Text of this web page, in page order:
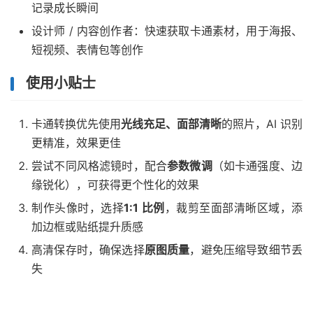
记录成长瞬间
设计师 / 内容创作者：快速获取卡通素材，用于海报、
短视频、表情包等创作
使用小贴士
卡通转换优先使用光线充足、面部清晰的照片，AI 识别
更精准，效果更佳
尝试不同风格滤镜时，配合参数微调（如卡通强度、边
缘锐化），可获得更个性化的效果
制作头像时，选择1:1 比例 ，裁剪至面部清晰区域，添
加边框或贴纸提升质感
高清保存时，确保选择原图质量，避免压缩导致细节丢
失